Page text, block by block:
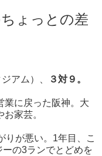
ょっとの差
アム）、 ３対９。
業に戻った阪神。大
家芸。
りが悪い。1年目、こ
の3ランでとどめを